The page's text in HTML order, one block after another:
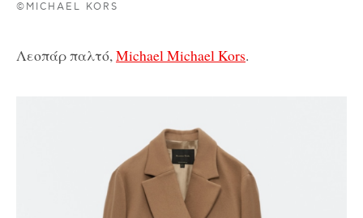
©MICHAEL KORS
Λεοπάρ παλτό, Michael Michael Kors.